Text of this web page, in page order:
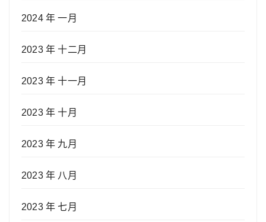
2024 年 一月
2023 年 十二月
2023 年 十一月
2023 年 十月
2023 年 九月
2023 年 八月
2023 年 七月